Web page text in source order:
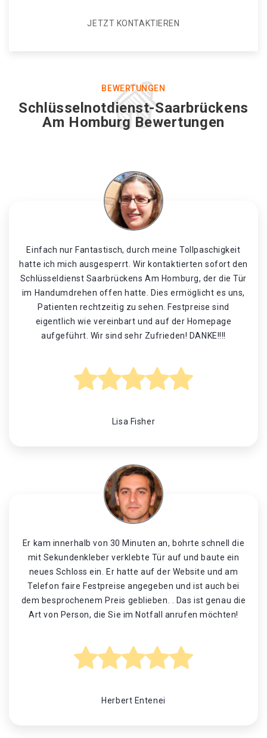
JETZT KONTAKTIEREN
BEWERTUNGEN
Schlüsselnotdienst-Saarbrückens
Am Homburg Bewertungen
Einfach nur Fantastisch, durch meine Tollpaschigkeit
hatte ich mich ausgesperrt. Wir kontaktierten sofort den
Schlüsseldienst Saarbrückens Am Homburg, der die Tür
im Handumdrehen offen hatte. Dies ermöglicht es uns,
Patienten rechtzeitig zu sehen. Festpreise sind
eigentlich wie vereinbart und auf der Homepage
aufgeführt. Wir sind sehr Zufrieden! DANKE!!!!
Lisa Fisher
Er kam innerhalb von 30 Minuten an, bohrte schnell die
mit Sekundenkleber verklebte Tür auf und baute ein
neues Schloss ein. Er hatte auf der Website und am
Telefon faire Festpreise angegeben und ist auch bei
dem besprochenem Preis geblieben. . Das ist genau die
Art von Person, die Sie im Notfall anrufen möchten!
Herbert Entenei